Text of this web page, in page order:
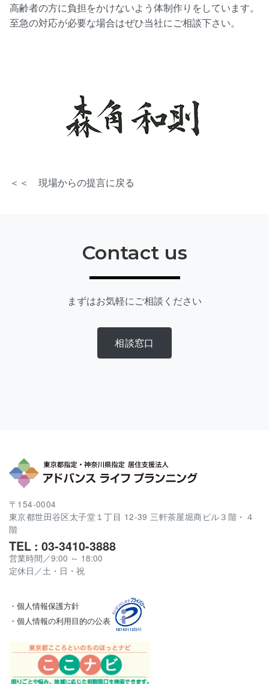
高齢者の方に負担をかけないよう体制作りをしています。
至急の対応が必要な場合はぜひ当社にご相談下さい。
＜＜ 現場からの提言に戻る
Contact us
まずはお気軽にご相談ください
相談窓口
〒154-0004
東京都世田谷区太子堂１丁目 12-39 三軒茶屋堀商ビル３階・４
階
TEL : 03-3410-3888
営業時間／9:00 ～ 18:00
定休日／土・日・祝
・個人情報保護方針
・個人情報の利用目的の公表